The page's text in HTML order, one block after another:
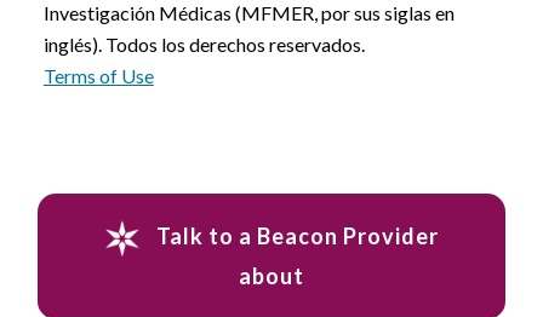
Investigación Médicas (MFMER, por sus siglas en
inglés). Todos los derechos reservados.
Terms of Use
Talk to a Beacon Provider
about